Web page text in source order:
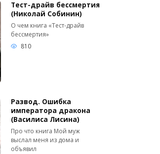
Тест-драйв бессмертия
(Николай Собинин)
О чем книга «Тест-драйв
бессмертия»
810
Развод. Ошибка
императора дракона
(Василиса Лисина)
Про что книга Мой муж
выслал меня из дома и
объявил